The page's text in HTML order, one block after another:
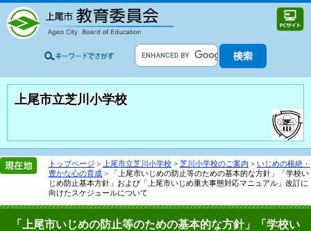
上尾市立芝川小学校
トップページ > 上尾市立芝川小学校 > 芝川小学校のご案内 > いじめの根絶・
豊かな心の育成 >
「上尾市いじめの防止等のための基本的な方針」「学校い
じめ防止基本方針」および「上尾市いじめ重大事態対応マニュアル」改訂に
向けたスケジュールについて
「上尾市いじめの防止等のための基本的な方針」「学校い